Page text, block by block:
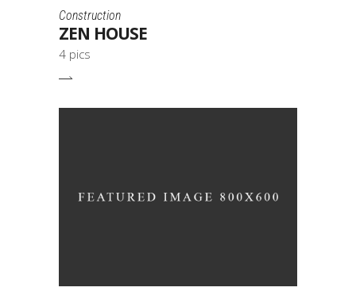
Construction
ZEN HOUSE
4 pics